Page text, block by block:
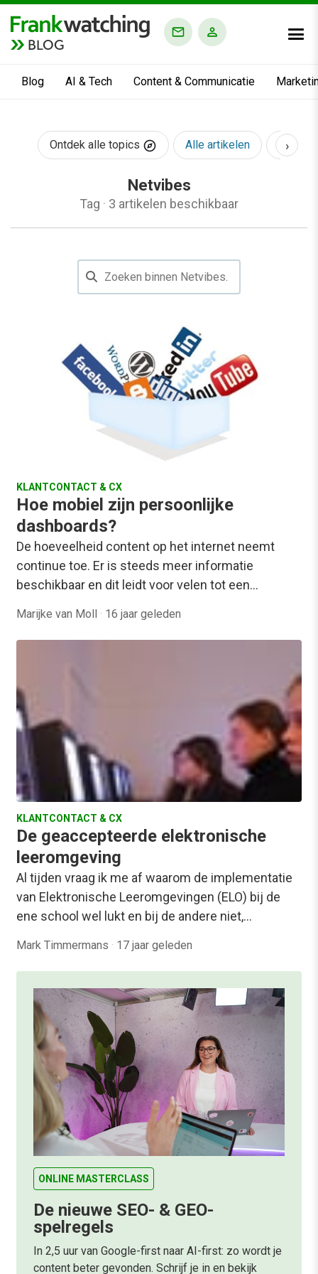
BLOG
Blog AI & Tech Content & Communicatie
Ontdek alle topics Alle artikelen AI &
›
Netvibes
Tag · 3 artikelen beschikbaar
KLANTCONTACT & CX
Hoe mobiel zijn persoonlijke
dashboards?
De hoeveelheid content op het internet neemt
continue toe. Er is steeds meer informatie
beschikbaar en dit leidt voor velen tot een…
Marijke van Moll · 16 jaar geleden
KLANTCONTACT & CX
De geaccepteerde elektronische
leeromgeving
Al tijden vraag ik me af waarom de implementatie
van Elektronische Leeromgevingen (ELO) bij de
ene school wel lukt en bij de andere niet,…
Mark Timmermans · 17 jaar geleden
ONLINE MASTERCLASS
De nieuwe SEO- & GEO-
spelregels
In 2,5 uur van Google-first naar AI-first: zo wordt je
content beter gevonden. Schrijf je in en bekijk